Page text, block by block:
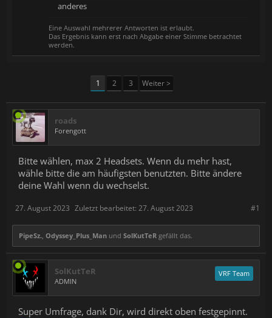
anderes
Eine Auswahl mehrerer Antworten ist erlaubt.
Das Ergebnis kann erst nach Abgabe einer Stimme betrachtet
werden.
1 2 3 Weiter >
roads
Forengott
Bitte wählen, max 2 Headsets. Wenn du mehr hast,
wähle bitte die am häufigsten benutzten. Bitte ändere
deine Wahl wenn du wechselst.
#1
27. August 2023 Zuletzt bearbeitet: 27. August 2023
PipeSz., Odyssey_Plus_Man und SolKutTeR gefällt das.
SolKutTeR
ADMIN
VRF Team
Super Umfrage, dank Dir, wird direkt oben festgepinnt.